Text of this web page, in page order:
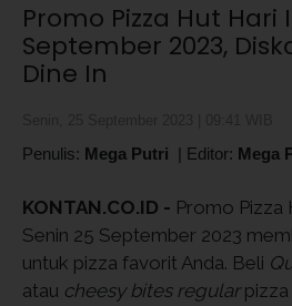
Promo Pizza Hut Hari
September 2023,
Dine In
Penulis: Mega Putri | Editor: Mega
KONTAN.CO.ID - Promo Pizza
Senin 25 September 2023
untuk pizza favorit Anda. Beli
atau cheesy bites regular